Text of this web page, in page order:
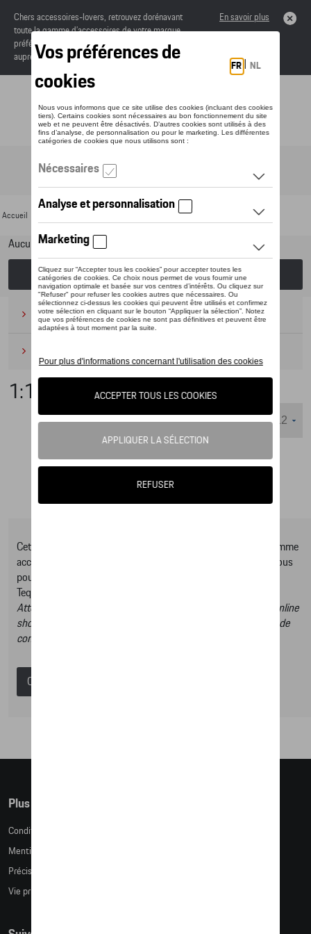
Chers accessoires-lovers, retrouvez dorénavant
toute la gamme d’accessoires de votre marque
préférée sous forme de catalogue à commander
auprès de votre concessionaire.
En savoir plus
Toggle navigation
Accueil Miniatures
Aucun modèle sélectionné (Tout afficher)
Choisissez un modèle
Camping(2)
1:18
Nombre d'éléments affichés :
Cet online shop vous présente une sélection d’articles de la gamme
accessoires Tequipment, pour découvrir la gamme complète vous
pouvez consulter notre Moteur de recherche d’accessoires
Tequipment.
Attention, en cliquant sur le lien du catalogue vous sortez du online
shop et dans ce catalogue vous n’aurez donc pas la possibilité de
commander des articles en ligne.
Catalogue Porsche
Plus d'informations
Conditions de vente
Mentions légales
Précision des tailles
Vie privée